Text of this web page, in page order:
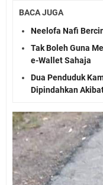
BACA JUGA
Neelofa Nafi
Tak Boleh Guna
e-Wallet Sahaja
Dua Penduduk
Dipindahkan